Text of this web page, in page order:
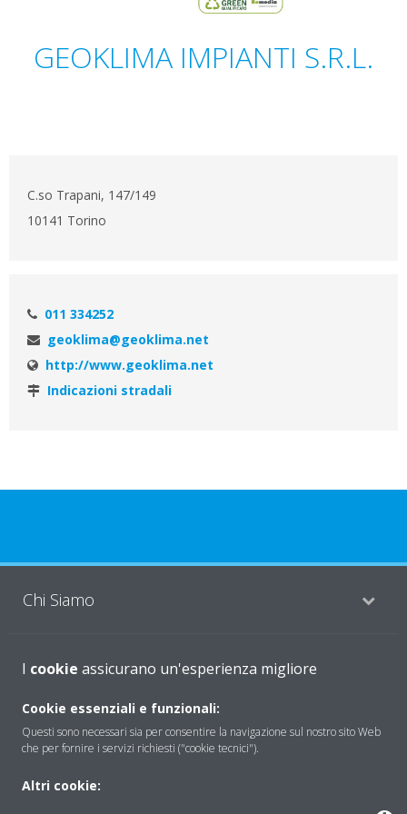
GEOKLIMA IMPIANTI S.R.L.
C.so Trapani, 147/149
10141 Torino
011 334252
geoklima@geoklima.net
http://www.geoklima.net
Indicazioni stradali
Chi Siamo
Soluzioni
Contattaci
Periodo di supporto definito
I cookie assicurano un'esperienza migliore
Cookie essenziali e funzionali:
Questi sono necessari sia per consentire la navigazione sul nostro sito Web
che per fornire i servizi richiesti ("cookie tecnici").
Altri cookie: